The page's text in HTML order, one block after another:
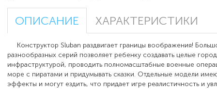
ОПИСАНИЕ ХАРАКТЕРИСТИКИ
Конструктор Sluban раздвигает границы воображения!
разнообразных серий позволяет ребенку создавать целые
инфраструктурой, проводить полномасштабные военные
море с пиратами и придумывать сказки. Отдельные модели
эффекты и могут ездить, что придает игре реалистичность и